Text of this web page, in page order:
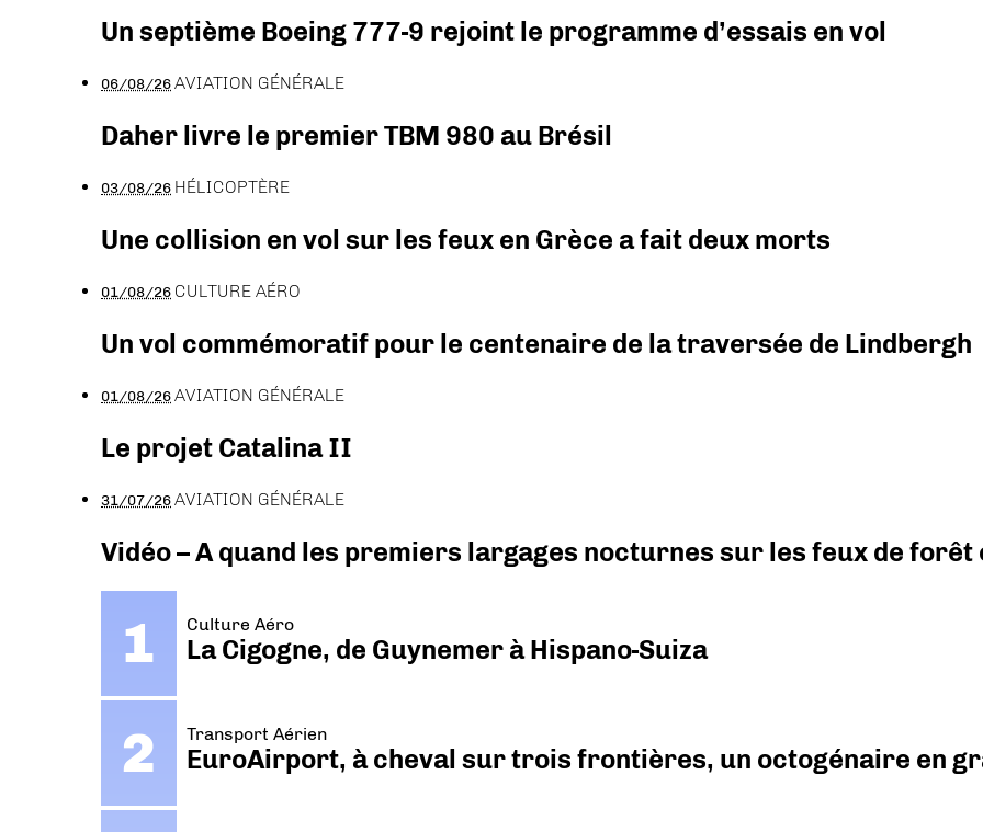
Un septième Boeing 777-9 rejoint le programme d’essais en vol
06/08/26AVIATION GÉNÉRALE
Daher livre le premier TBM 980 au Brésil
03/08/26 HÉLICOPTÈRE
Une collision en vol sur les feux en Grèce a fait deux morts
01/08/26 CULTURE AÉRO
Un vol commémoratif pour le centenaire de la traversée de Lindbergh
01/08/26AVIATION GÉNÉRALE
Le projet Catalina II
31/07/26AVIATION GÉNÉRALE
Vidéo – A quand les premiers largages nocturnes sur les feux de forêt
Culture Aéro
La Cigogne, de Guynemer à Hispano-Suiza
Transport Aérien
EuroAirport, à cheval sur trois frontières, un octogénaire en